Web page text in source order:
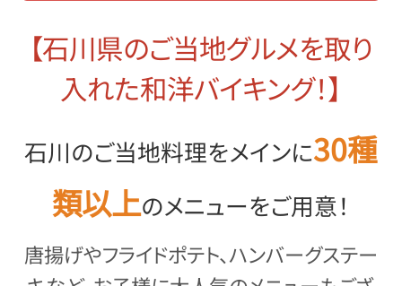
【石川県のご当地グルメを取り
入れた和洋バイキング！】
石川のご当地料理をメインに30種
類以上のメニューをご用意！
唐揚げやフライドポテト、ハンバーグステー